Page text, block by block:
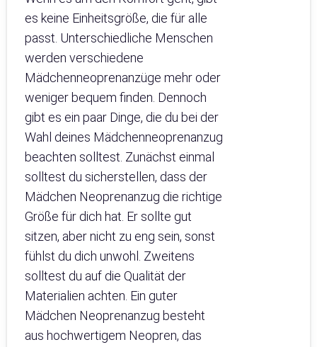
es keine Einheitsgröße, die für alle
passt. Unterschiedliche Menschen
werden verschiedene
Mädchenneoprenanzüge mehr oder
weniger bequem finden. Dennoch
gibt es ein paar Dinge, die du bei der
Wahl deines Mädchenneoprenanzug
beachten solltest. Zunächst einmal
solltest du sicherstellen, dass der
Mädchen Neoprenanzug die richtige
Größe für dich hat. Er sollte gut
sitzen, aber nicht zu eng sein, sonst
fühlst du dich unwohl. Zweitens
solltest du auf die Qualität der
Materialien achten. Ein guter
Mädchen Neoprenanzug besteht
aus hochwertigem Neopren, das